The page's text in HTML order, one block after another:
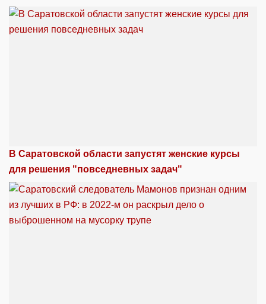
В Саратовской области запустят женские курсы
для решения "повседневных задач"